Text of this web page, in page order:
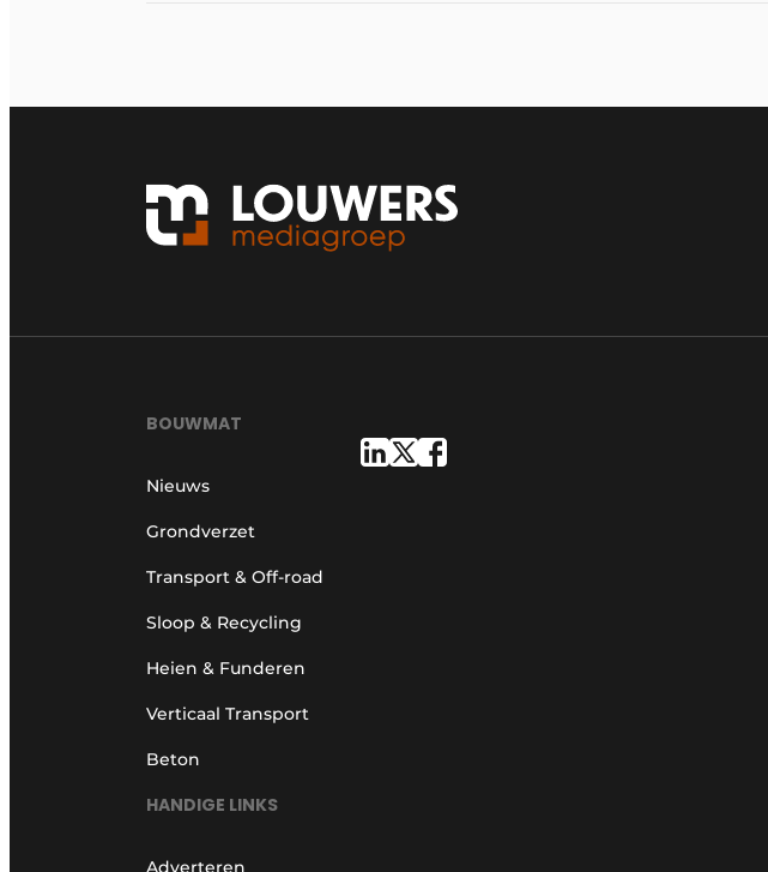
BOUWMAT
Nieuws
Grondverzet
Transport & Off-road
Sloop & Recycling
Heien & Funderen
Verticaal Transport
Beton
HANDIGE LINKS